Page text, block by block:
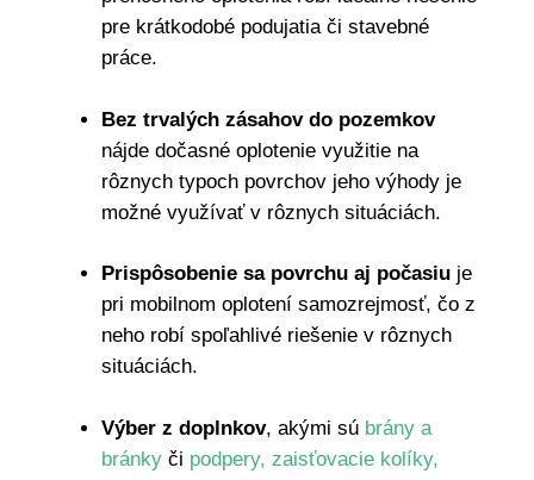
pre krátkodobé podujatia či stavebné
práce.
Bez trvalých zásahov do pozemkov
nájde dočasné oplotenie využitie na
rôznych typoch povrchov jeho výhody je
možné využívať v rôznych situáciách.
Prispôsobenie sa povrchu aj počasiu je
pri mobilnom oplotení samozrejmosť, čo z
neho robí spoľahlivé riešenie v rôznych
situáciách.
Výber z doplnkov, akými sú brány a
bránky či podpery, zaisťovacie kolíky,